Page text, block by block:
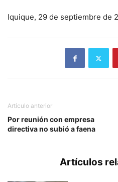
Iquique, 29 de septiembre de
Artículo anterior
Por reunión con empresa
directiva no subió a faena
Artículos